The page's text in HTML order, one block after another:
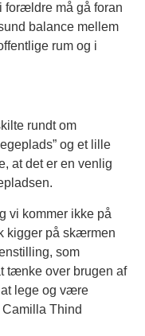
forældre må gå foran
balance mellem
rum og i
rundt om
og et lille
at det er en venlig
vi kommer ikke på
kigger på skærmen
som
tænke over brugen af
lege og være
Thind